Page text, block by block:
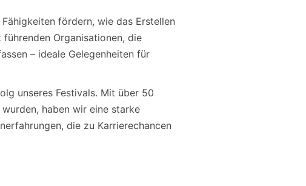
fördern, wie das Erstellen
Organisationen, die
– ideale Gelegenheiten für
unseres Festivals. Mit über 50
haben wir eine starke
die zu Karrierechancen